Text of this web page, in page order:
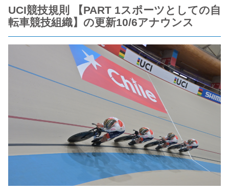
UCI競技規則 【PART 1スポーツとしての自
転車競技組織】の更新10/6アナウンス